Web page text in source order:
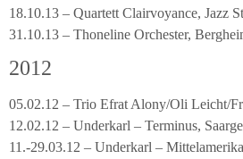
18.10.13 – Quartett Clairvoyance, Jazz
31.10.13 – Thoneline Orchester,
2012
05.02.12 – Trio Efrat Alony/Oli Leicht/
12.02.12 – Underkarl – Terminus,
11.-29.03.12 – Underkarl –